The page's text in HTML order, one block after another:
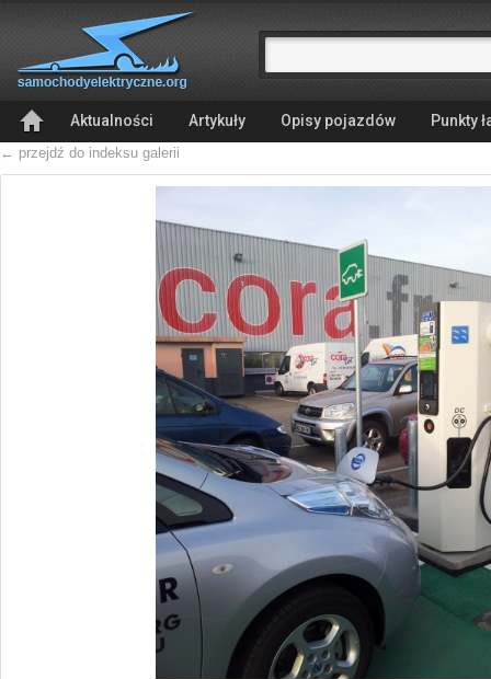
Aktualności Artykuły Opisy pojazdów Punkty
← przejdź do indeksu galerii